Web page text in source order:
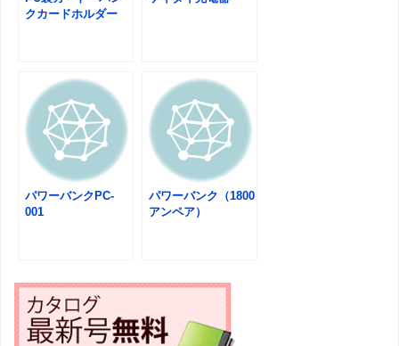
クカードホルダー
パワーバンクPC-
001
パワーバンク（1800
アンペア）